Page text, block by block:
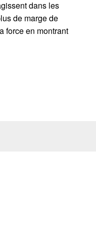
dans les
de marge de
force en montrant